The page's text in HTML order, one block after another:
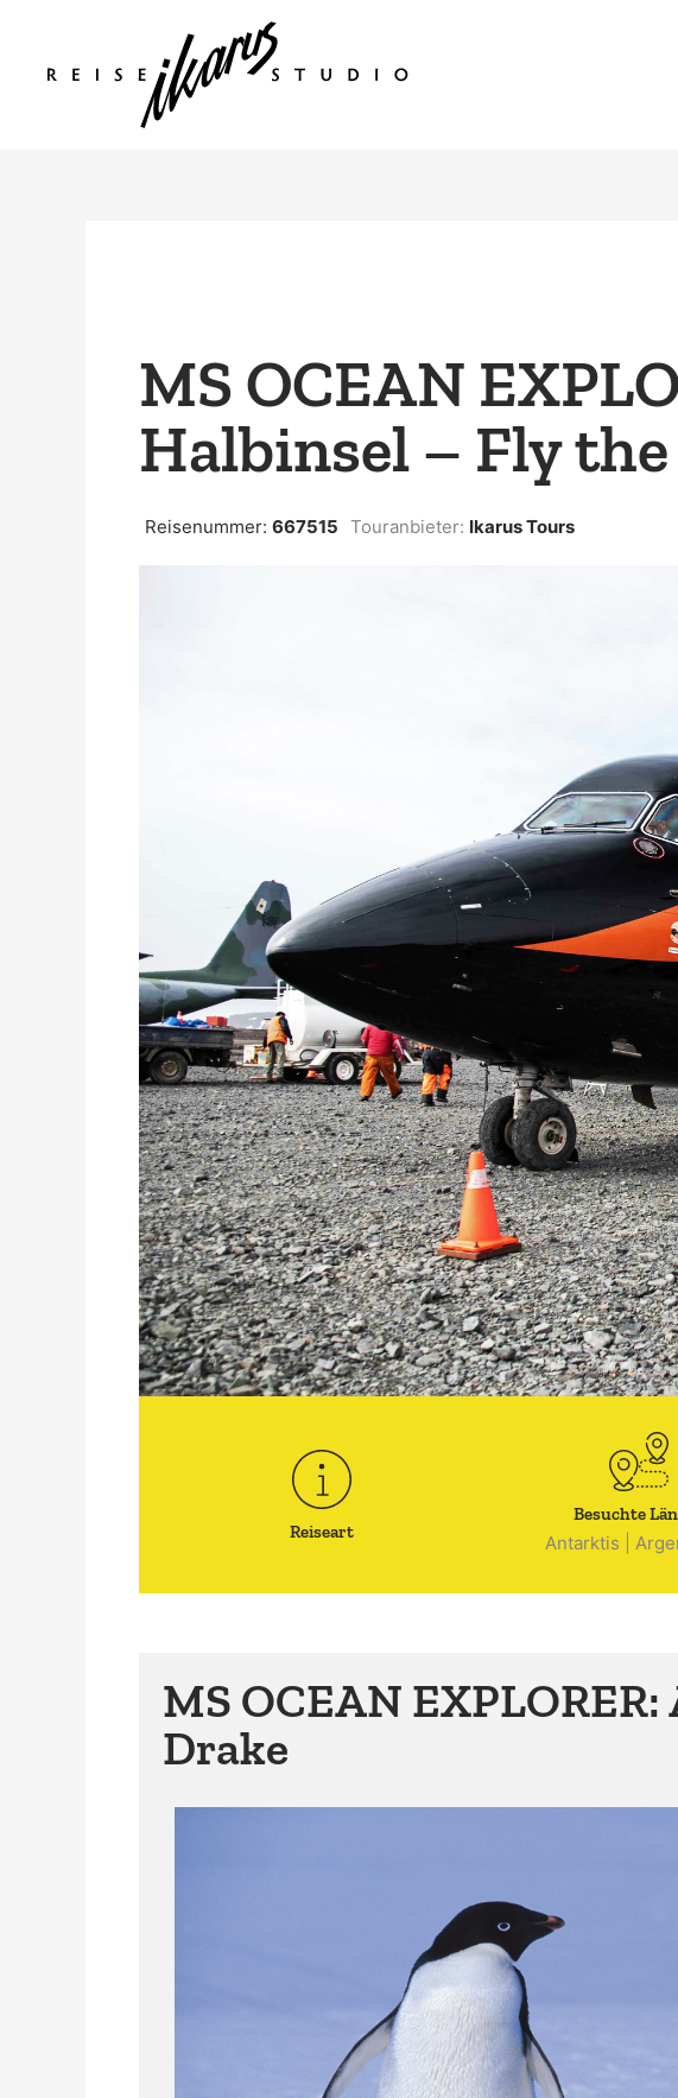
springen
MS OCEAN
Halbinsel – Fly
Reisenummer: 667515 Touranbieter: Ikarus Tours
Reiseart
Besuchte
Antarktis
MS OCEAN
Drake